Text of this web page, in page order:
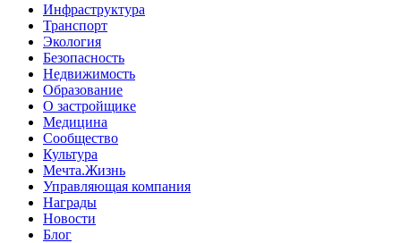
Инфраструктура
Транспорт
Экология
Безопасность
Недвижимость
Образование
О застройщике
Медицина
Сообщество
Культура
Мечта.Жизнь
Управляющая компания
Награды
Новости
Блог